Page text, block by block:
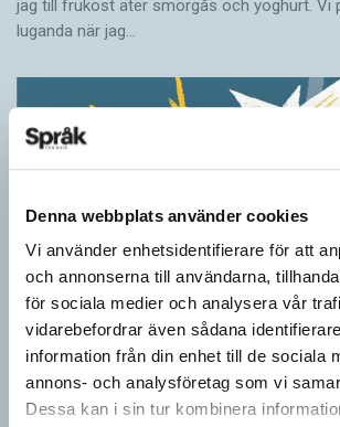
Denna webbplats använder cookies
Vi använder enhetsidentifierare för att
och annonserna till användarna,
för sociala medier och analysera vår
vidarebefordrar även sådana
information från din enhet till de sociala
annons- och analysföretag som vi
Dessa kan i sin tur kombinera
jag till frukost äter smörgås och yoghurt. Vi
luganda när jag…
Ordens umgänge avslöjar
”Du kan begripa ett ord genom att titta på